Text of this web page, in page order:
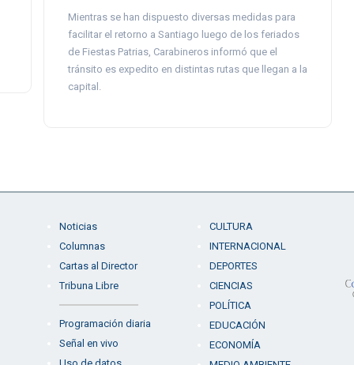
Mientras se han dispuesto diversas medidas para
facilitar el retorno a Santiago luego de los feriados
de Fiestas Patrias, Carabineros informó que el
tránsito es expedito en distintas rutas que llegan a la
capital.
Noticias
Columnas
Cartas al Director
Tribuna Libre
Programación diaria
Señal en vivo
CULTURA
INTERNACIONAL
DEPORTES
CIENCIAS
POLÍTICA
EDUCACIÓN
ECONOMÍA